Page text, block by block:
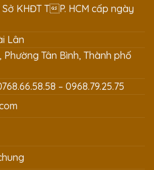
KHĐT TP. HCM cấp ngày
Lân
Phường Tân Bình, Thành phố
– 0968.79.25.75